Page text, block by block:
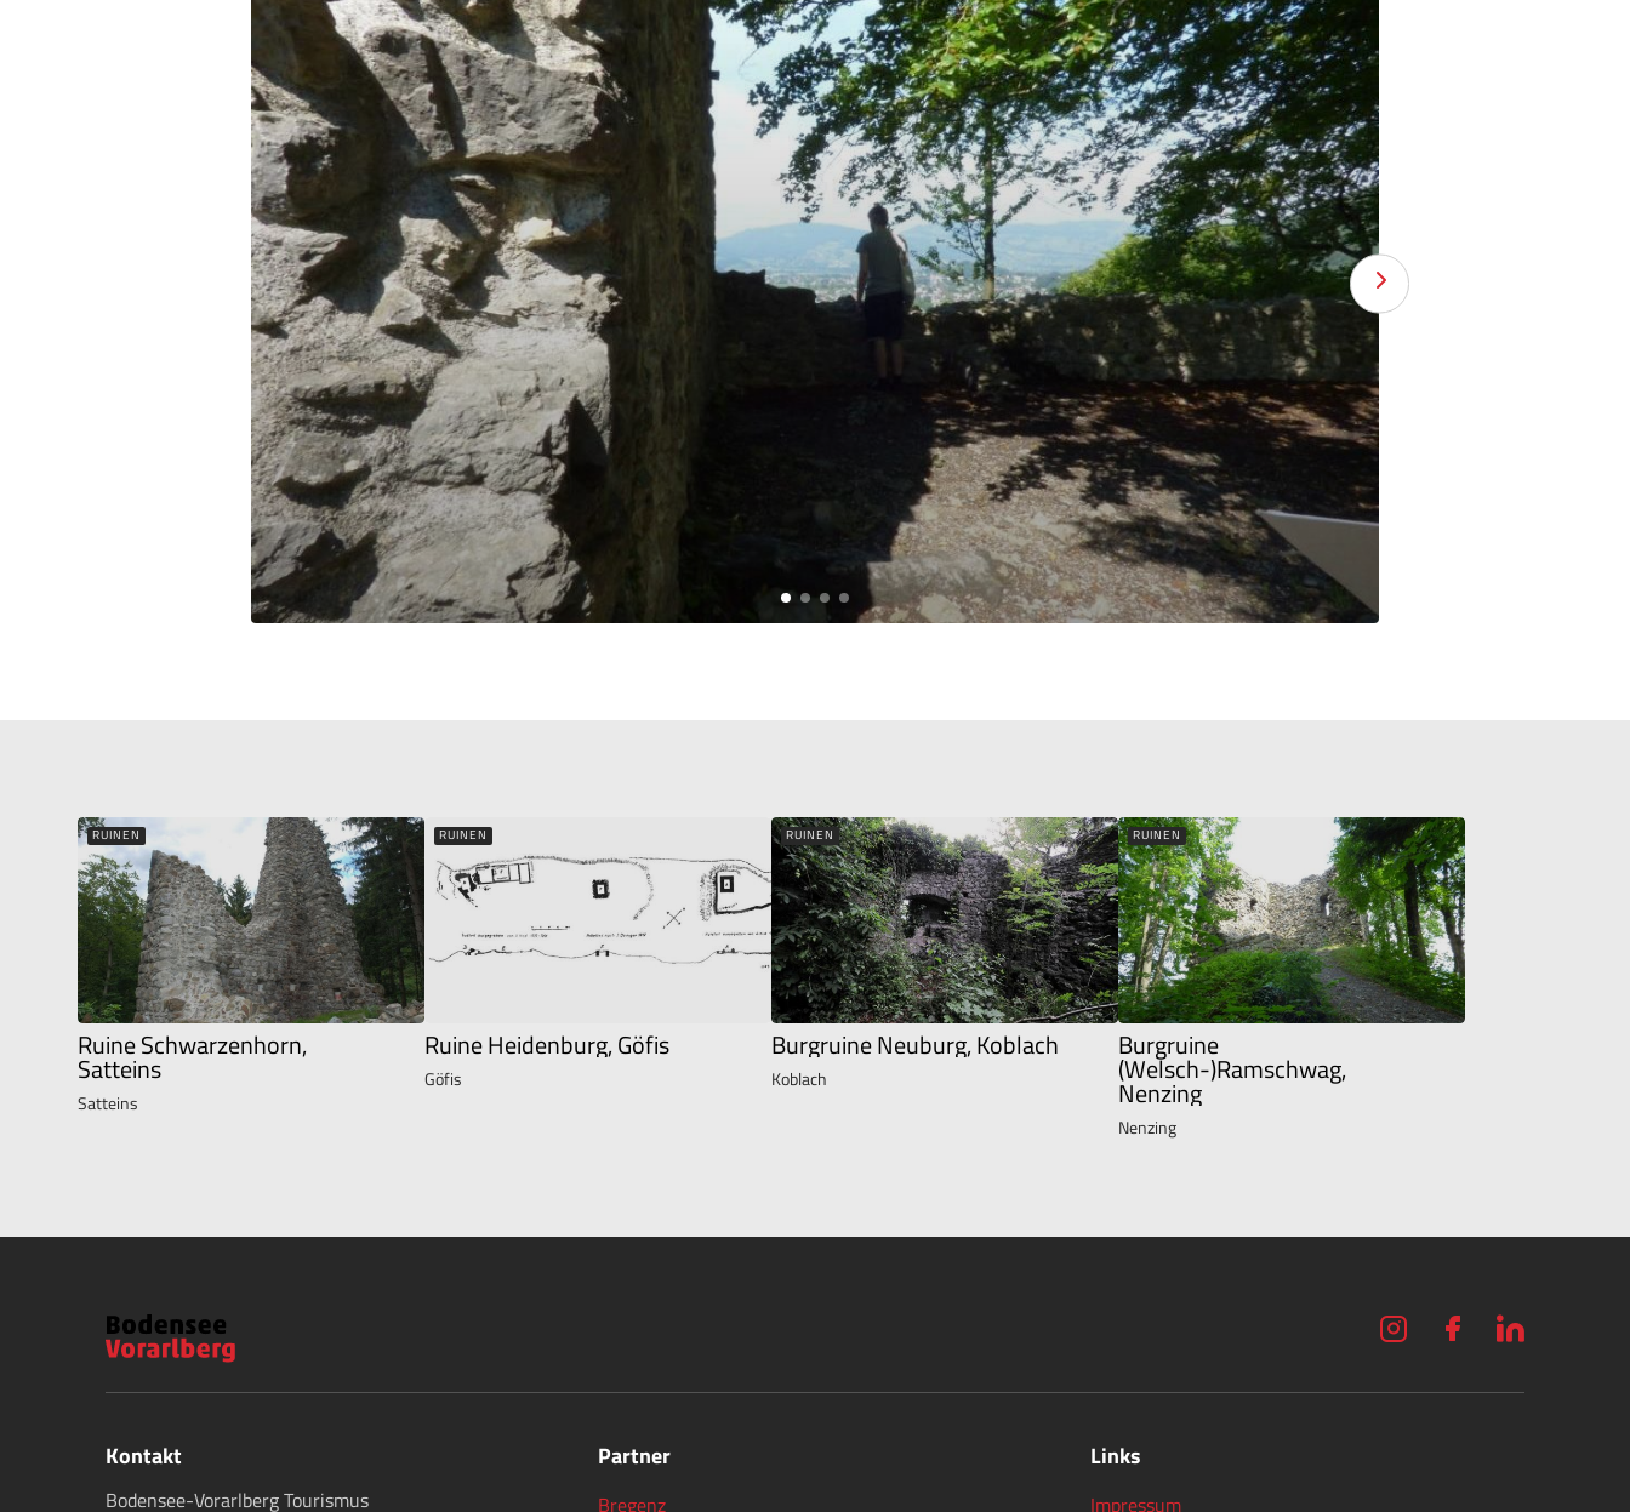
RUINEN
Ruine Schwarzenhorn,
Satteins
Satteins
RUINEN
Ruine Heidenburg, Göfis
Göfis
RUINEN
Burgruine Neuburg, Koblach
Koblach
RUINEN
Burgruine
(Welsch-)Ramschwag,
Nenzing
Nenzing
Kontakt
Bodensee-Vorarlberg Tourismus
Partner
Bregenz
Links
Impressum